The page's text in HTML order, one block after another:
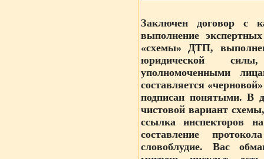
Заключен договор
выполнение
«схемы» ДТП,
юридической
уполномоченными
составляется
подписан понятыми. В
чистовой вариант
ссылка инспекторов
составление
словоблудие. Вас